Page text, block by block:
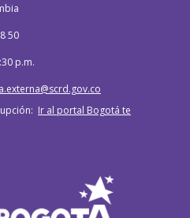
50
p.m.
Ir al portal Bogotá te